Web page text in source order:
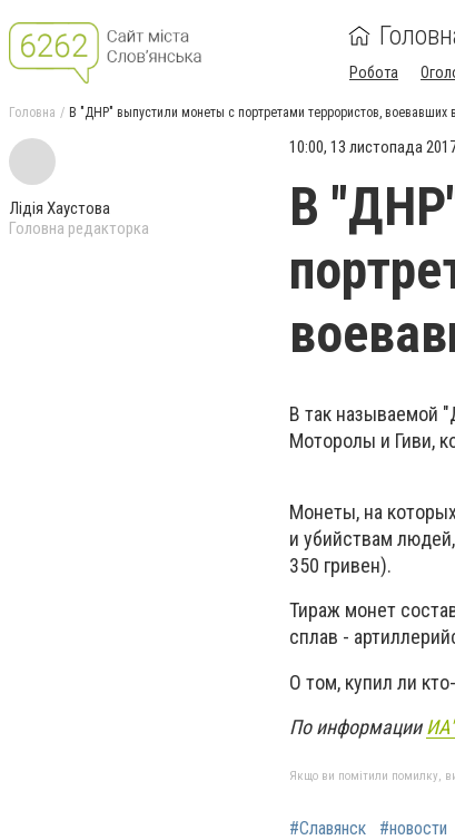
Робота
Головна В "ДНР" выпустили монеты с портретами террористов, воевавших
Лідія Хаустова
Головна редакторка
10:00, 13 листопада
В
В так называемой
Моторолы и Гиви,
Монеты, на
и убийствам
350 гривен).
Тираж монет
сплав -
О том, купил ли
По информации
Якщо ви помітили помилку,
#Славянск #новости